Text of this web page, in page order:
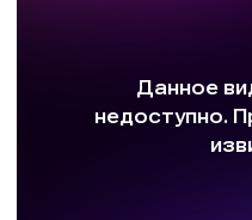
Проект двух вилл в Москве